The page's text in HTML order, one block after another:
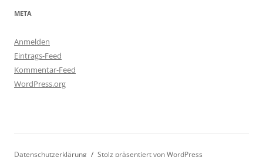
META
Anmelden
Eintrags-Feed
Kommentar-Feed
WordPress.org
Datenschutzerklärung Stolz präsentiert von WordPress